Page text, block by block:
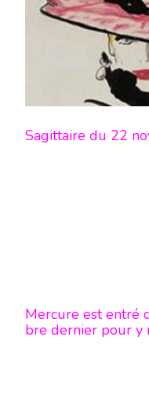
Sagittaire du 22
Mercure est entré
bre dernier pour y